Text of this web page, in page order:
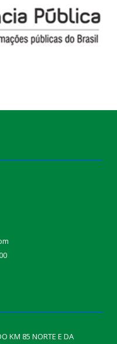
KM 85 NORTE E DA